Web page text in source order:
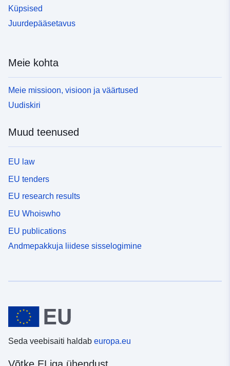
Küpsised
Juurdepääsetavus
Meie kohta
Meie missioon, visioon ja väärtused
Uudiskiri
Muud teenused
EU law
EU tenders
EU research results
EU Whoiswho
EU publications
Andmepakkuja liidese sisselogimine
Seda veebisaiti haldab europa.eu